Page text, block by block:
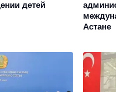
детей
Астане